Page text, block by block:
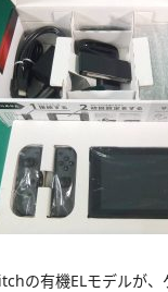
の有機ELモデルが、